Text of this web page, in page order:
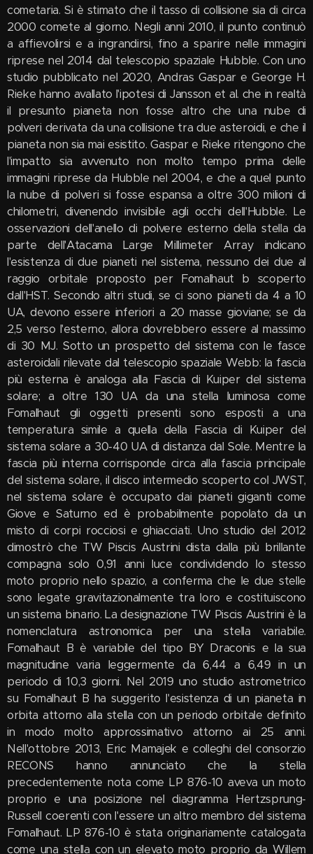
cometaria. Si è stimato che il tasso di collisione sia di circa
2000 comete al giorno. Negli anni 2010, il punto continuò
a affievolirsi e a ingrandirsi, fino a sparire nelle immagini
riprese nel 2014 dal telescopio spaziale Hubble. Con uno
studio pubblicato nel 2020, Andras Gaspar e George H.
Rieke hanno avallato l'ipotesi di Jansson et al. che in realtà
il presunto pianeta non fosse altro che una nube di
polveri derivata da una collisione tra due asteroidi, e che il
pianeta non sia mai esistito. Gaspar e Rieke ritengono che
l'impatto sia avvenuto non molto tempo prima delle
immagini riprese da Hubble nel 2004, e che a quel punto
la nube di polveri si fosse espansa a oltre 300 milioni di
chilometri, divenendo invisibile agli occhi dell'Hubble. Le
osservazioni dell'anello di polvere esterno della stella da
parte dell'Atacama Large Millimeter Array indicano
l'esistenza di due pianeti nel sistema, nessuno dei due al
raggio orbitale proposto per Fomalhaut b scoperto
dall'HST. Secondo altri studi, se ci sono pianeti da 4 a 10
UA, devono essere inferiori a 20 masse gioviane; se da
2,5 verso l'esterno, allora dovrebbero essere al massimo
di 30 MJ. Sotto un prospetto del sistema con le fasce
asteroidali rilevate dal telescopio spaziale Webb: la fascia
più esterna è analoga alla Fascia di Kuiper del sistema
solare; a oltre 130 UA da una stella luminosa come
Fomalhaut gli oggetti presenti sono esposti a una
temperatura simile a quella della Fascia di Kuiper del
sistema solare a 30-40 UA di distanza dal Sole. Mentre la
fascia più interna corrisponde circa alla fascia principale
del sistema solare, il disco intermedio scoperto col JWST,
nel sistema solare è occupato dai pianeti giganti come
Giove e Saturno ed è probabilmente popolato da un
misto di corpi rocciosi e ghiacciati. Uno studio del 2012
dimostrò che TW Piscis Austrini dista dalla più brillante
compagna solo 0,91 anni luce condividendo lo stesso
moto proprio nello spazio, a conferma che le due stelle
sono legate gravitazionalmente tra loro e costituiscono
un sistema binario. La designazione TW Piscis Austrini è la
nomenclatura astronomica per una stella variabile.
Fomalhaut B è variabile del tipo BY Draconis e la sua
magnitudine varia leggermente da 6,44 a 6,49 in un
periodo di 10,3 giorni. Nel 2019 uno studio astrometrico
su Fomalhaut B ha suggerito l'esistenza di un pianeta in
orbita attorno alla stella con un periodo orbitale definito
in modo molto approssimativo attorno ai 25 anni.
Nell'ottobre 2013, Eric Mamajek e colleghi del consorzio
RECONS hanno annunciato che la stella
precedentemente nota come LP 876-10 aveva un moto
proprio e una posizione nel diagramma Hertzsprung-
Russell coerenti con l'essere un altro membro del sistema
Fomalhaut. LP 876-10 è stata originariamente catalogata
come una stella con un elevato moto proprio da Willem